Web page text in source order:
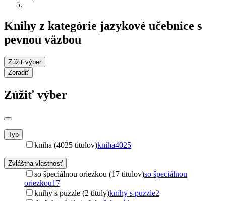
Knihy z kategórie jazykové učebnice s
pevnou väzbou
Zúžiť výber
Zoradiť
Zúžiť výber
Typ
kniha (4025 titulov)kniha4025
Zvláštna vlastnosť
so špeciálnou oriezkou (17 titulov)so špeciálnou
oriezkou17
knihy s puzzle (2 tituly)knihy s puzzle2